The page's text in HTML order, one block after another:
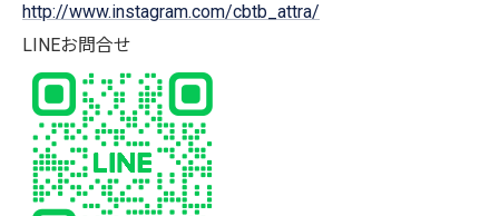
http://www.instagram.com/cbtb_attra/
LINEお問合せ